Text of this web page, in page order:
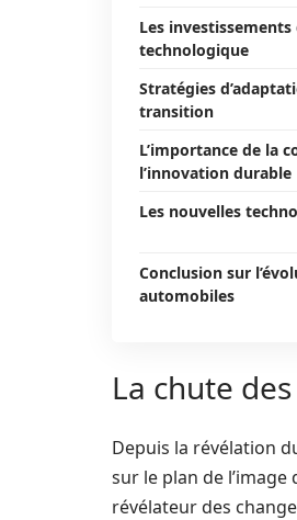
Les
technologique
Stratégies
transition
L’importance de la
l’innovation durable
Les nouvelles
Conclusion sur
automobiles
La chute
Depuis la révélation
sur le plan de
révélateur des